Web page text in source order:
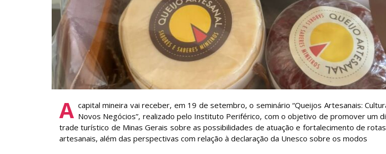
A capital mineira vai receber, em 19 de setembro, o seminário “Queijos Artesanais:
Novos Negócios”, realizado pelo Instituto Periférico, com o objetivo de promover um
trade turístico de Minas Gerais sobre as possibilidades de atuação e fortalecimento de
artesanais, além das perspectivas com relação à declaração da Unesco sobre os modos